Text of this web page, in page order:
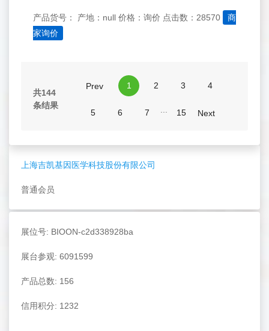
上海吉凯基因医学科技股份有限公司
普通会员
展位号: BIOON-c2d338928ba
展台参观: 6091599
产品总数: 156
信用积分: 1232
产品货号： 产地：null 价格：询价 点击数：28570
商
家询价
共144
条结果
Prev 1 2 3 4
5 6 7 15 Next